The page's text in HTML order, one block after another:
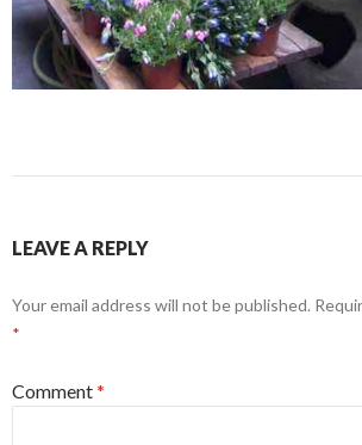
LEAVE A REPLY
Your email address will not be published.
*
Comment*